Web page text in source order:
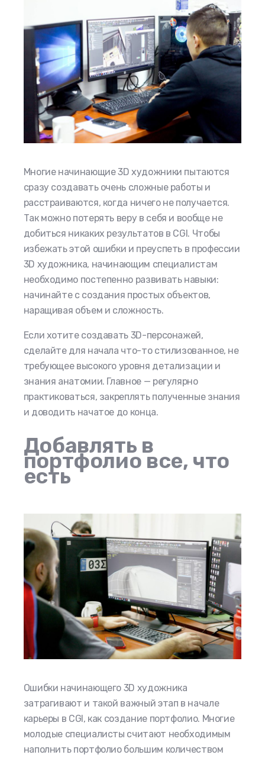
Многие начинающие 3D художники пытаются
сразу создавать очень сложные работы и
расстраиваются, когда ничего не получается.
Так можно потерять веру в себя и вообще не
добиться никаких результатов в CGI. Чтобы
избежать этой ошибки и преуспеть в профессии
3D художника, начинающим специалистам
необходимо постепенно развивать навыки:
начинайте с создания простых объектов,
наращивая объем и сложность.
Если хотите создавать 3D-персонажей,
сделайте для начала что-то стилизованное, не
требующее высокого уровня детализации и
знания анатомии. Главное — регулярно
практиковаться, закреплять полученные знания
и доводить начатое до конца.
Добавлять в
портфолио все, что
есть
Ошибки начинающего 3D художника
затрагивают и такой важный этап в начале
карьеры в CGI, как создание портфолио. Многие
молодые специалисты считают необходимым
наполнить портфолио большим количеством